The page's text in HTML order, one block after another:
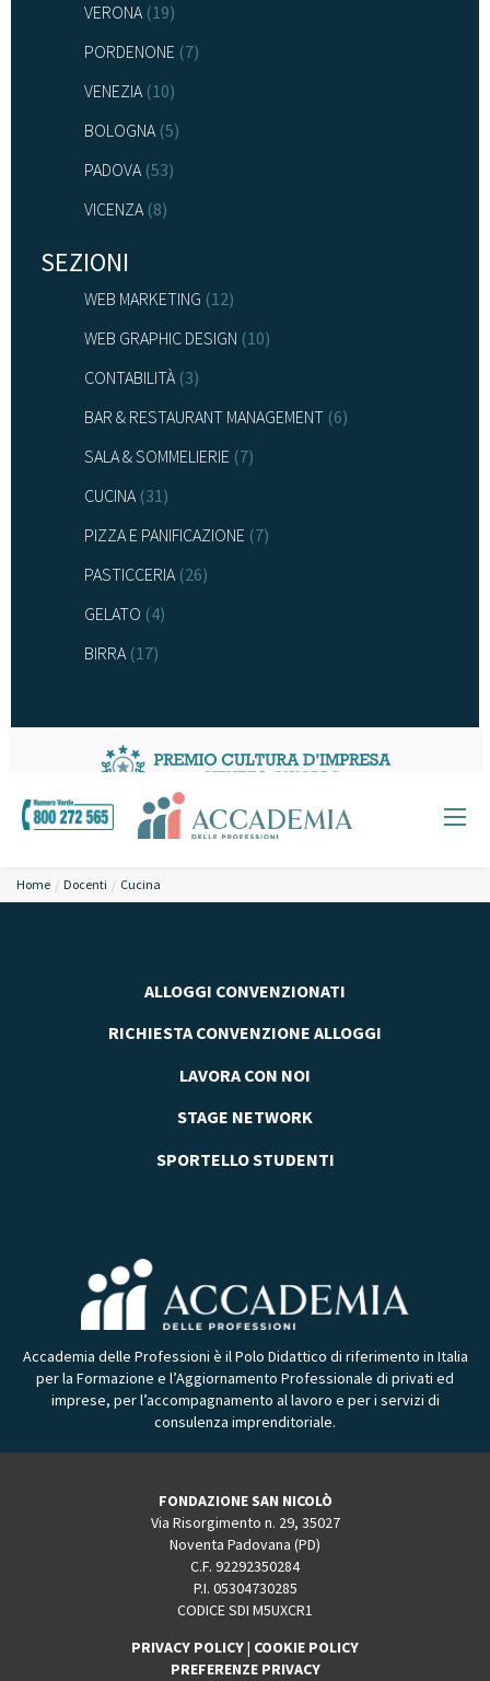
Home Docenti Cucina
VERONA(19)
PORDENONE (7)
VENEZIA(10)
BOLOGNA(5)
PADOVA(53)
VICENZA(8)
SEZIONI
WEB MARKETING (12)
WEB GRAPHIC DESIGN (10)
CONTABILITÀ(3)
BAR & RESTAURANT MANAGEMENT (6)
SALA & SOMMELIERIE (7)
CUCINA(31)
PIZZA E PANIFICAZIONE (7)
PASTICCERIA(26)
GELATO (4)
BIRRA(17)
ALLOGGI CONVENZIONATI
RICHIESTA CONVENZIONE ALLOGGI
LAVORA CON NOI
STAGE NETWORK
SPORTELLO STUDENTI
Accademia delle Professioni è il Polo Didattico di riferimento in Italia
per la Formazione e l’Aggiornamento Professionale di privati ed
imprese, per l’accompagnamento al lavoro e per i servizi di
consulenza imprenditoriale.
FONDAZIONE SAN NICOLÒ
Via Risorgimento n. 29, 35027
Noventa Padovana (PD)
C.F. 92292350284
P.I. 05304730285
CODICE SDI M5UXCR1
PRIVACY POLICY| COOKIE POLICY
PREFERENZE PRIVACY